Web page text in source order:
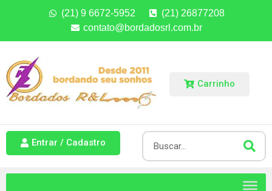
(21) 9 6672-5952
(21) 26877208
contato@bordadosrl.com.br
Carrinho
Entrar / Cadastro